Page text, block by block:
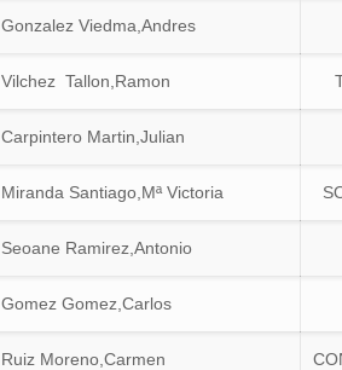
Gonzalez Viedma,Andres
Vilchez Tallon,Ramon
Carpintero Martin,Julian
Miranda Santiago,Mª Victoria
Seoane Ramirez,Antonio
Gomez Gomez,Carlos
Ruiz Moreno,Carmen